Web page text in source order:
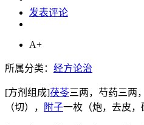
发表评论
A+
所属分类： 经方论治
[方剂组成]茯苓三两，芍药三两，
（切），
附子一枚（炮，去皮，